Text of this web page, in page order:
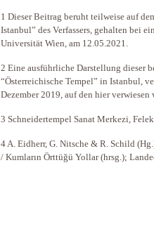
1 Dieser Beitrag beruht teilweise auf
Istanbul” des Verfassers, gehalten bei
Universität Wien, am 12.05.2021.
2 Eine ausführliche Darstellung dieser
“Österreichische Tempel” in Istanbul,
Dezember 2019, auf den hier verwiesen
3 Schneidertempel Sanat Merkezi,
4 A. Eidherr, G. Nitsche & R. Schild
/ Kumların Örttüğü Yollar (hrsg.);